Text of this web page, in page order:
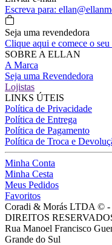
Escreva para:
Seja uma revendedora
Clique aqui e comece o
SOBRE A ELLAN
A Marca
Seja uma Revendedora
Lojistas
LINKS ÚTEIS
Política de Privacidade
Política de Entrega
Política de Pagamento
Política de Troca e
Minha Conta
Minha Cesta
Meus Pedidos
Favoritos
Coradi & Morás LTDA © -
DIREITOS
Rua Manoel Francisco
Grande do Sul